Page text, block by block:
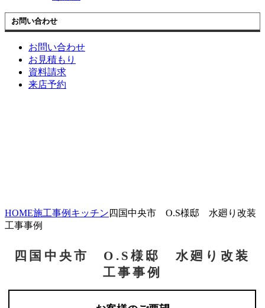
お問い合わせ
お問い合わせ
お見積もり
資料請求
来店予約
HOME施工事例 キッチン 四国中央市 O.S様邸 水廻り改装
工事事例
四国中央市 O.S様邸 水廻り改装
工事事例